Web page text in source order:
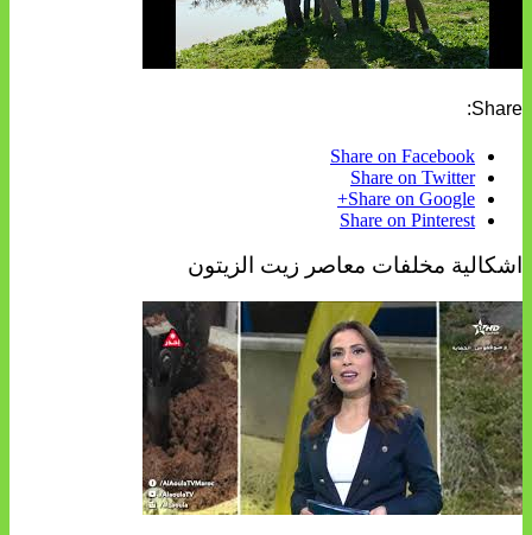
Share:
Share on Facebook
Share on Twitter
Share on Google+
Share on Pinterest
اشكالية مخلفات معاصر زيت الزيتون